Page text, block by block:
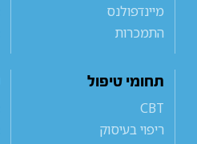
מיינדפולנס
התמכרות
תחומי טיפול
CBT
ריפוי בעיסוק